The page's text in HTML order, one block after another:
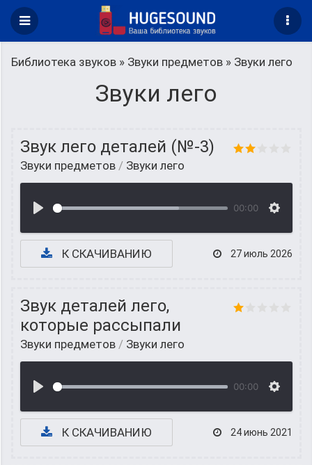
Библиотека звуков » Звуки предметов » Звуки лего
Звуки лего
Звук лего деталей (№-3)
Звуки предметов / Звуки лего
00:00
К СКАЧИВАНИЮ 27 июль 2026
Звук деталей лего,
которые рассыпали
Звуки предметов / Звуки лего
00:00
К СКАЧИВАНИЮ 24 июнь 2021